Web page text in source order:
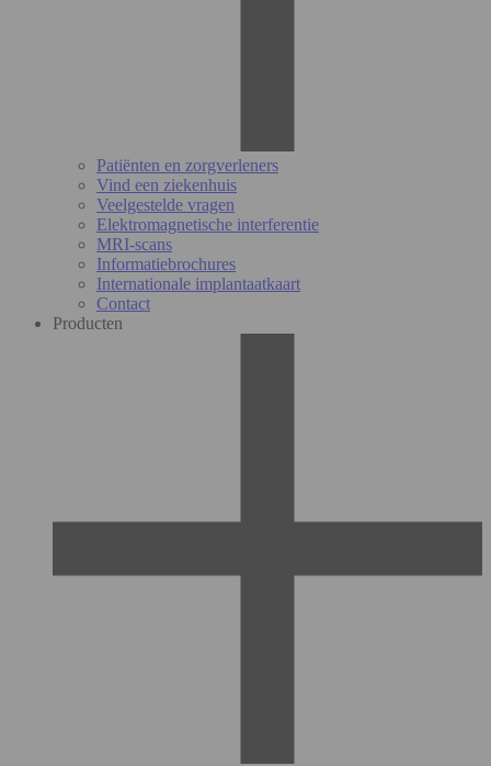
Patiënten en zorgverleners
Vind een ziekenhuis
Veelgestelde vragen
Elektromagnetische interferentie
MRI-scans
Informatiebrochures
Internationale implantaatkaart
Contact
Producten